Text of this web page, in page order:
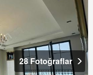
28 Fotoğraflar